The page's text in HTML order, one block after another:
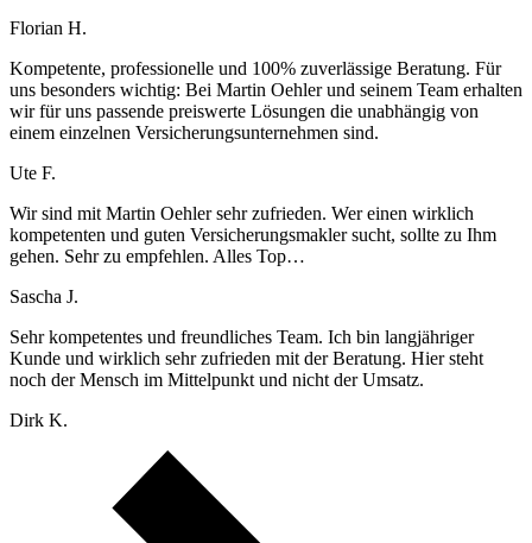
Florian H.
Kompetente, professionelle und 100% zuverlässige Beratung. Für
uns besonders wichtig: Bei Martin Oehler und seinem Team erhalten
wir für uns passende preiswerte Lösungen die unabhängig von
einem einzelnen Versicherungsunternehmen sind.
Ute F.
Wir sind mit Martin Oehler sehr zufrieden. Wer einen wirklich
kompetenten und guten Versicherungsmakler sucht, sollte zu Ihm
gehen. Sehr zu empfehlen. Alles Top…
Sascha J.
Sehr kompetentes und freundliches Team. Ich bin langjähriger
Kunde und wirklich sehr zufrieden mit der Beratung. Hier steht
noch der Mensch im Mittelpunkt und nicht der Umsatz.
Dirk K.